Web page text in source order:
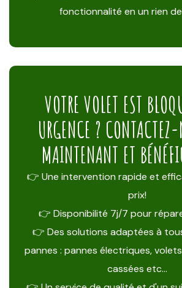
fonctionnalité en un rien
VOTRE VOLET EST
URGENCE ?
MAINTENANT ET
👉 Une intervention rapide et
prix!
👉 Disponibilité 7j/7 pour
👉 Des solutions adaptées à
pannes : pannes électriques,
cassées etc…